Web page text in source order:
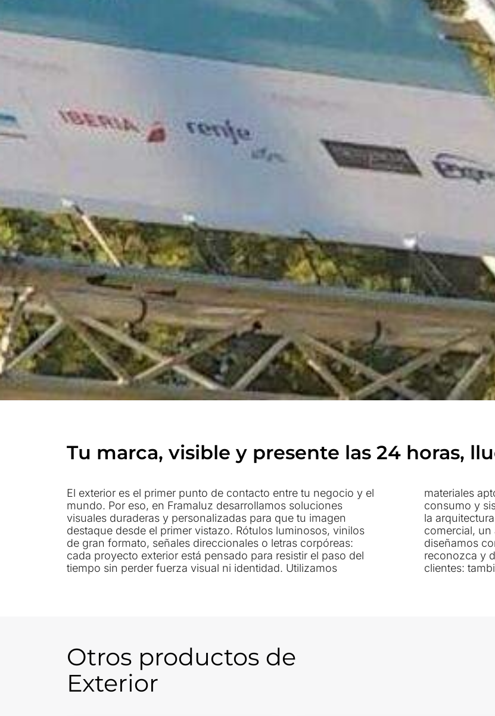
Tu marca, visible y presente las 24 horas,
El exterior es el primer punto de contacto entre tu negocio y el
mundo. Por eso, en Framaluz desarrollamos soluciones
visuales duraderas y personalizadas para que tu imagen
destaque desde el primer vistazo. Rótulos luminosos, vinilos
de gran formato, señales direccionales o letras corpóreas:
cada proyecto exterior está pensado para resistir el paso del
tiempo sin perder fuerza visual ni identidad. Utilizamos
materiales aptos para intemperie, tecnología LED de bajo
consumo y sistemas de fijación seguros, siempre adaptados a
la arquitectura del espacio. Ya sea para una fachada
comercial, un acceso principal o una estructura urbana,
diseñamos con un objetivo claro: que tu marca se vea, se
reconozca y deje huella. Porque el exterior no solo atrae
clientes:
Otros productos de
Exterior